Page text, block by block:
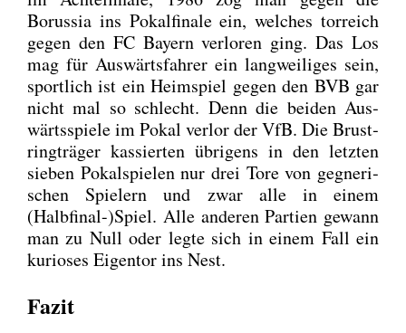
Borus­sia ins Pokal­fi­na­le ein, wel­ches tor­reich
gegen den FC Bay­ern ver­lo­ren ging. Das Los
mag für Aus­wärts­fah­rer ein lang­wei­li­ges sein,
sport­lich ist ein Heim­spiel gegen den BVB gar
nicht mal so schlecht. Denn die bei­den Aus­
wärts­spie­le im Pokal ver­lor der VfB. Die Brust­
ring­trä­ger kas­sier­ten übri­gens in den letz­ten
sie­ben Pokal­spie­len nur drei Tore von geg­ne­ri­
schen Spie­lern und zwar alle in einem
(Halbfinal-)Spiel. Alle ande­ren Par­tien gewann
man zu Null oder leg­te sich in einem Fall ein
kurio­ses Eigen­tor ins Nest.
Fazit